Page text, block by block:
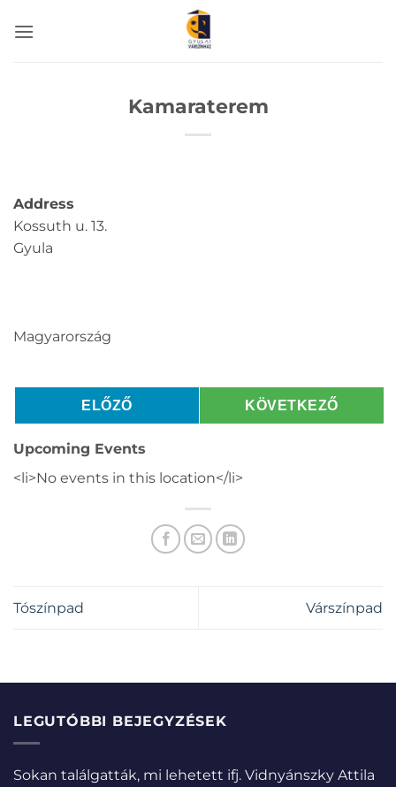
Kamaraterem
Address
Kossuth u. 13.
Gyula
Magyarország
ELŐZŐ KÖVETKEZŐ
Upcoming Events
<li>No events in this location</li>
Tószínpad Várszínpad
LEGUTÓBBI BEJEGYZÉSEK
Sokan találgatták, mi lehetett ifj. Vidnyánszky Attila